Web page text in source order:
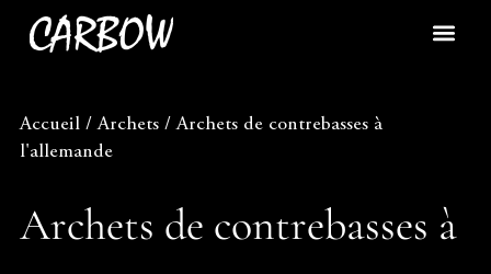
Accueil/Archets/ Archets de contrebasses à
l'allemande
Archets de contrebasses à